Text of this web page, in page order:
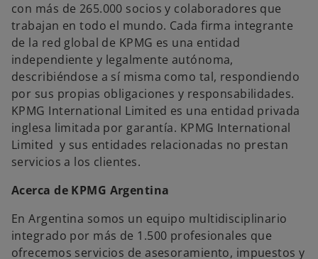
con más de 265.000 socios y colaboradores que
trabajan en todo el mundo. Cada firma integrante
de la red global de KPMG es una entidad
independiente y legalmente autónoma,
describiéndose a sí misma como tal, respondiendo
por sus propias obligaciones y responsabilidades.
KPMG International Limited es una entidad privada
inglesa limitada por garantía. KPMG International
Limited y sus entidades relacionadas no prestan
servicios a los clientes.
Acerca de KPMG Argentina
En Argentina somos un equipo multidisciplinario
integrado por más de 1.500 profesionales que
ofrecemos servicios de asesoramiento, impuestos y